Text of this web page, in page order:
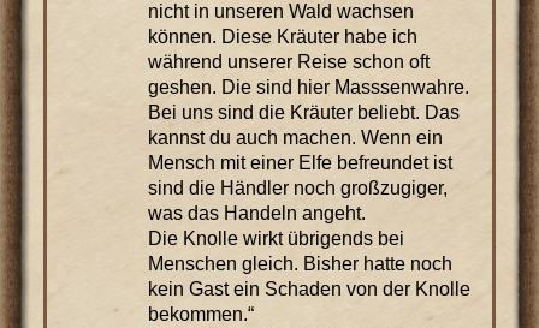
nicht in unseren Wald wachsen
können. Diese Kräuter habe ich
während unserer Reise schon oft
geshen. Die sind hier Masssenwahre.
Bei uns sind die Kräuter beliebt. Das
kannst du auch machen. Wenn ein
Mensch mit einer Elfe befreundet ist
sind die Händler noch großzugiger,
was das Handeln angeht.
Die Knolle wirkt übrigends bei
Menschen gleich. Bisher hatte noch
kein Gast ein Schaden von der Knolle
bekommen.“